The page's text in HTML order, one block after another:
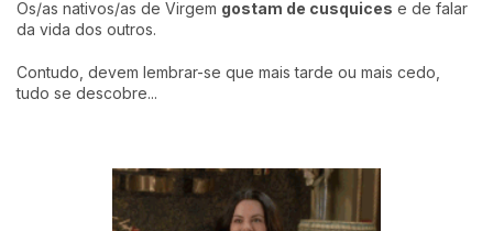
Os/as nativos/as de Virgem gostam de cusquices e de falar
da vida dos outros.
Contudo, devem lembrar-se que mais tarde ou mais cedo,
tudo se descobre...